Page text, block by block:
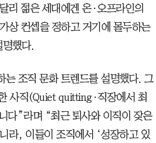
리 젊은 세대에겐 온∙오프라인의
상 컨셉을 정하고 거기에 몰두하는
명했다.
는 조직 문화 트렌드를 설명했다. 그
사직(Quiet quitting∙직장에서 최
다”라며 “최근 퇴사와 이직이 잦은
라, 이들이 조직에서 ‘성장하고 있